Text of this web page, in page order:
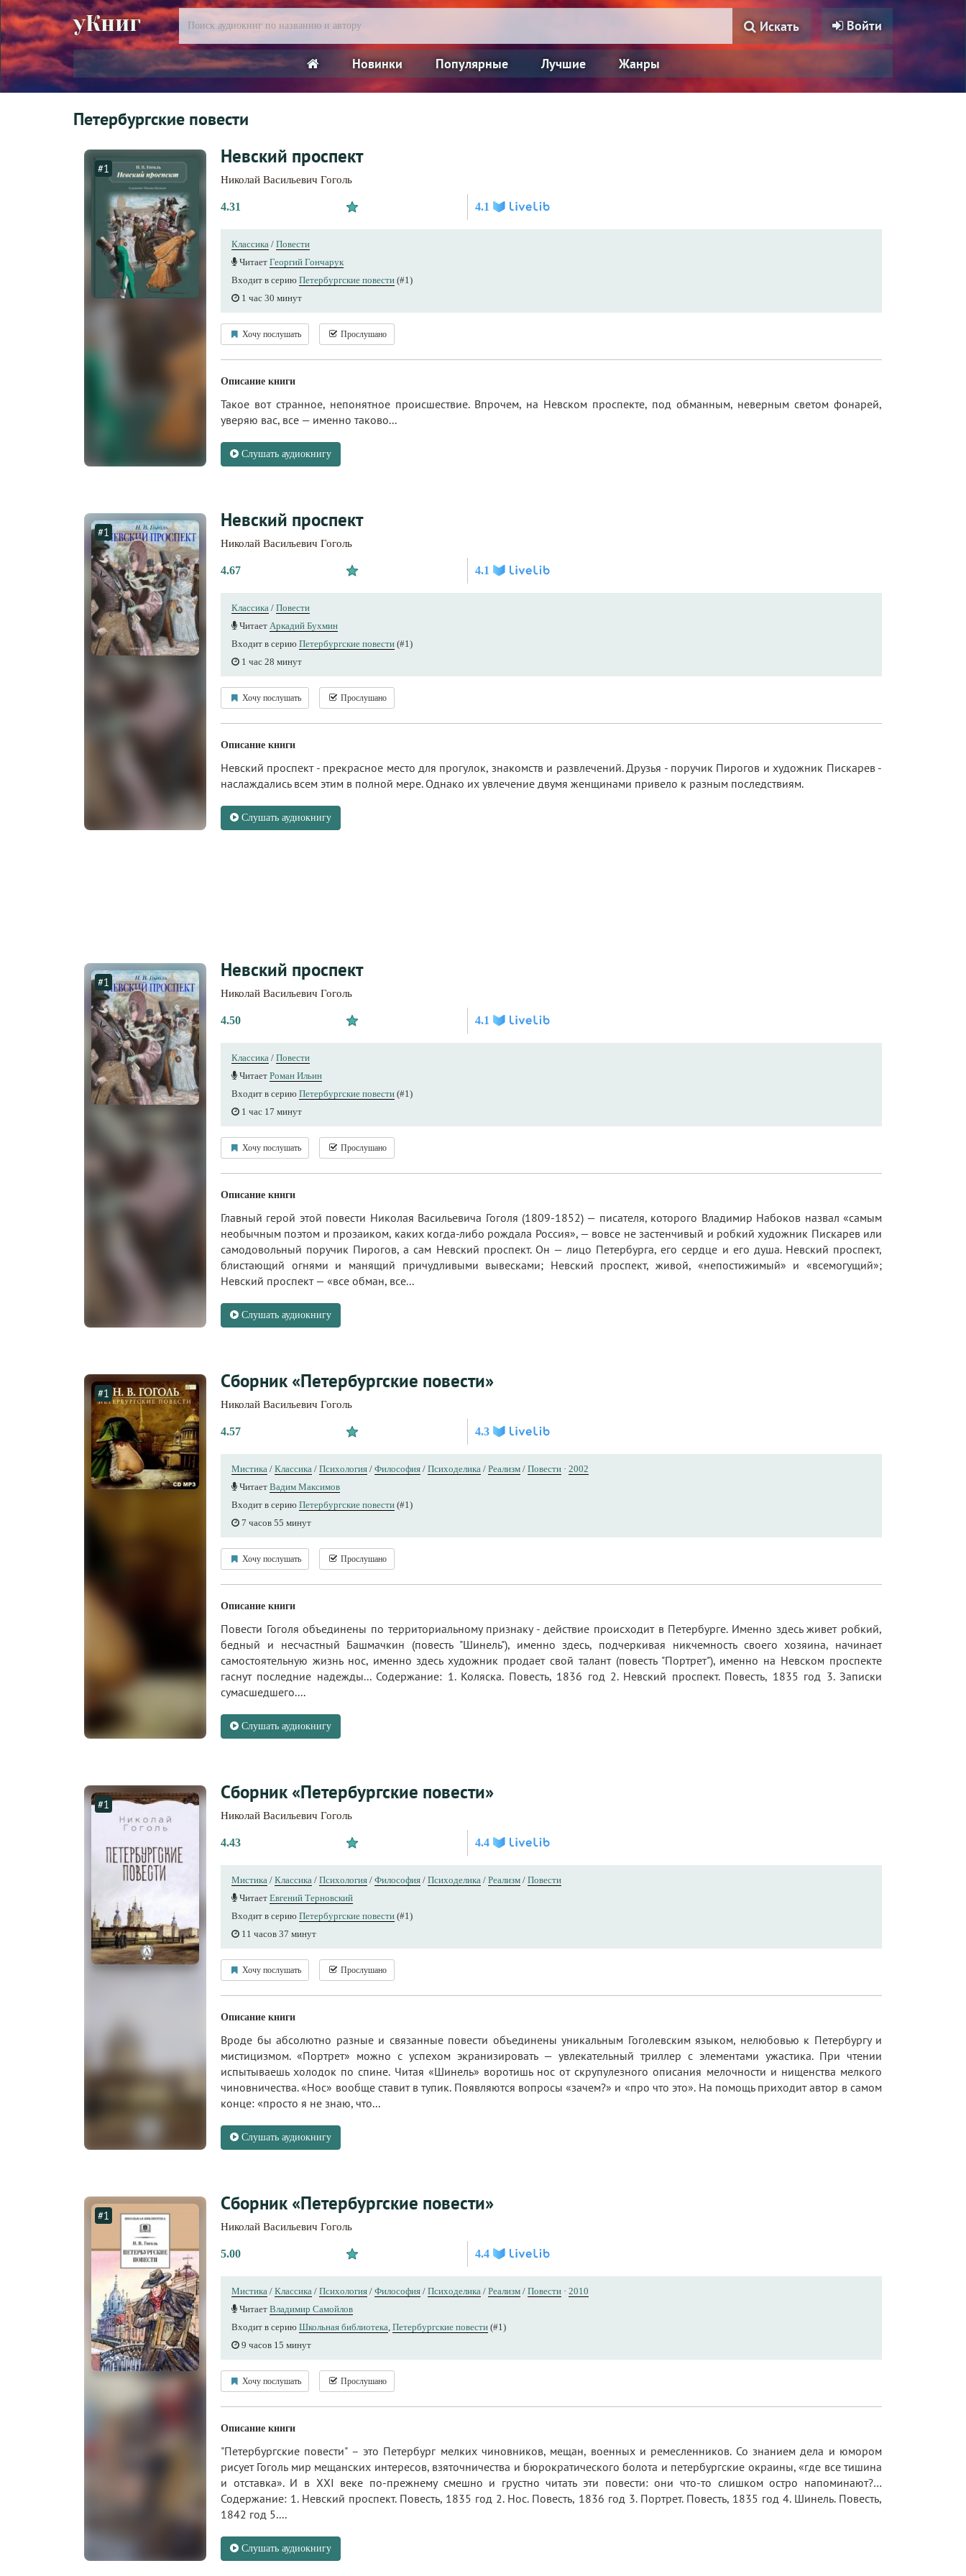
уКниг Войти
Искать
Новинки Популярные Лучшие Жанры
Петербургские повести
#1
Невский проспект
Николай Васильевич Гоголь
4.31 4.1
Классика / Повести
Читает Георгий Гончарук
Входит в серию Петербургские повести (#1)
1 час 30 минут
Хочу послушать Прослушано
Описание книги
Такое вот странное, непонятное происшествие. Впрочем, на Невском проспекте, под обманным, неверным светом фонарей,
уверяю вас, все — именно таково...
Слушать аудиокнигу
#1
Невский проспект
Николай Васильевич Гоголь
4.67 4.1
Классика / Повести
Читает Аркадий Бухмин
Входит в серию Петербургские повести (#1)
1 час 28 минут
Хочу послушать Прослушано
Описание книги
Невский проспект - прекрасное место для прогулок, знакомств и развлечений. Друзья - поручик Пирогов и художник Пискарев -
наслаждались всем этим в полной мере. Однако их увлечение двумя женщинами привело к разным последствиям.
Слушать аудиокнигу
#1
Невский проспект
Николай Васильевич Гоголь
4.50 4.1
Классика / Повести
Читает Роман Ильин
Входит в серию Петербургские повести (#1)
1 час 17 минут
Хочу послушать Прослушано
Описание книги
Главный герой этой повести Николая Васильевича Гоголя (1809-1852) — писателя, которого Владимир Набоков назвал «самым
необычным поэтом и прозаиком, каких когда-либо рождала Россия», — вовсе не застенчивый и робкий художник Пискарев или
самодовольный поручик Пирогов, а сам Невский проспект. Он — лицо Петербурга, его сердце и его душа. Невский проспект,
блистающий огнями и манящий причудливыми вывесками; Невский проспект, живой, «непостижимый» и «всемогущий»;
Невский проспект — «все обман, все...
Слушать аудиокнигу
#1
Сборник «Петербургские повести»
Николай Васильевич Гоголь
4.57 4.3
Мистика / Классика / Психология / Философия / Психоделика / Реализм / Повести · 2002
Читает Вадим Максимов
Входит в серию Петербургские повести (#1)
7 часов 55 минут
Хочу послушать Прослушано
Описание книги
Повести Гоголя объединены по территориальному признаку - действие происходит в Петербурге. Именно здесь живет робкий,
бедный и несчастный Башмачкин (повесть "Шинель"), именно здесь, подчеркивая никчемность своего хозяина, начинает
самостоятельную жизнь нос, именно здесь художник продает свой талант (повесть "Портрет"), именно на Невском проспекте
гаснут последние надежды... Содержание: 1. Коляска. Повесть, 1836 год 2. Невский проспект. Повесть, 1835 год 3. Записки
сумасшедшего....
Слушать аудиокнигу
#1
Сборник «Петербургские повести»
Николай Васильевич Гоголь
4.43 4.4
Мистика / Классика / Психология / Философия / Психоделика / Реализм / Повести
Читает Евгений Терновский
Входит в серию Петербургские повести (#1)
11 часов 37 минут
Хочу послушать Прослушано
Описание книги
Вроде бы абсолютно разные и связанные повести объединены уникальным Гоголевским языком, нелюбовью к Петербургу и
мистицизмом. «Портрет» можно с успехом экранизировать — увлекательный триллер с элементами ужастика. При чтении
испытываешь холодок по спине. Читая «Шинель» воротишь нос от скрупулезного описания мелочности и нищенства мелкого
чиновничества. «Нос» вообще ставит в тупик. Появляются вопросы «зачем?» и «про что это». На помощь приходит автор в самом
конце: «просто я не знаю, что...
Слушать аудиокнигу
#1
Сборник «Петербургские повести»
Николай Васильевич Гоголь
5.00 4.4
Мистика / Классика / Психология / Философия / Психоделика / Реализм / Повести · 2010
Читает Владимир Самойлов
Входит в серию Школьная библиотека, Петербургские повести (#1)
9 часов 15 минут
Хочу послушать Прослушано
Описание книги
"Петербургские повести" – это Петербург мелких чиновников, мещан, военных и ремесленников. Со знанием дела и юмором
рисует Гоголь мир мещанских интересов, взяточничества и бюрократического болота и петербургские окраины, «где все тишина
и отставка». И в XXI веке по-прежнему смешно и грустно читать эти повести: они что-то слишком остро напоминают?…
Содержание: 1. Невский проспект. Повесть, 1835 год 2. Нос. Повесть, 1836 год 3. Портрет. Повесть, 1835 год 4. Шинель. Повесть,
1842 год 5....
Слушать аудиокнигу